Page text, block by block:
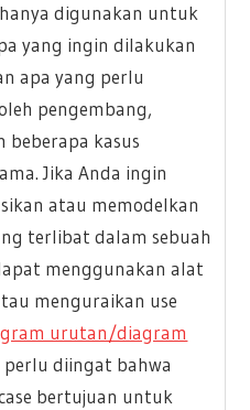
hanya digunakan untuk
yang ingin dilakukan
apa yang perlu
pengembang,
beberapa kasus
Jika Anda ingin
atau memodelkan
terlibat dalam sebuah
menggunakan alat
menguraikan use
urutan/diagram
perlu diingat bahwa
bertujuan untuk